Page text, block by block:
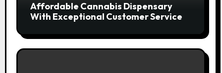
Affordable Cannabis Dispensary
With Exceptional Customer Service